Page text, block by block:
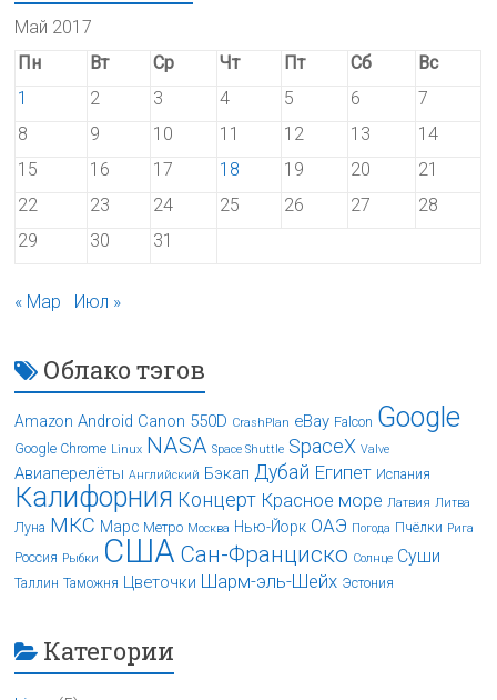
Май 2017
Пн
Вт Ср Чт Пт Сб
Вс
1
2 3 4 5 6
7
8
9 10 11 12 13
14
15
16 17 18 19 20
21
22
23 24 25 26 27
28
29
30 31
« Мар Июл »
Облако тэгов
Amazon Android Canon 550D CrashPlan eBay Falcon Google
Google Chrome Linux NASA Space Shuttle SpaceX Valve
Авиаперелёты Английский Бэкап Дубай Египет Испания
Калифорния Концерт Красное море Латвия Литва
Луна МКС Марс Метро Москва Нью-Йорк ОАЭ Погода Пчёлки Рига
Россия Рыбки США Сан-Франциско Солнце Суши
Таллин Таможня Цветочки Шарм-эль-Шейх Эстония
Категории